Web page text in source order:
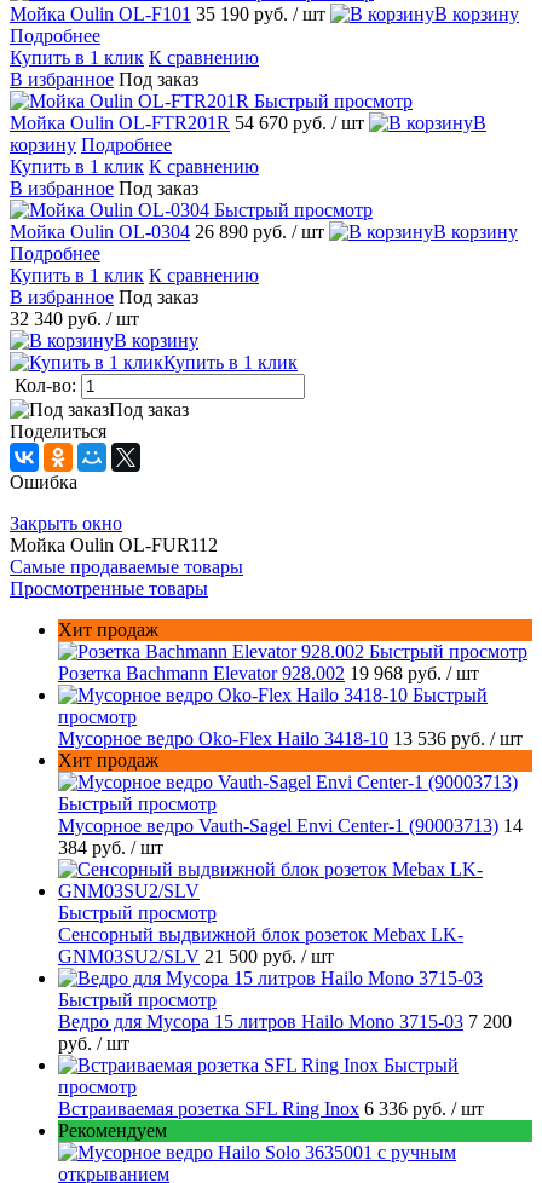
Мойка Oulin OL-F101 35 190 руб. / шт
В корзину
Подробнее
Купить в 1 клик К сравнению
В избранное Под заказ
Быстрый просмотр
Мойка Oulin OL-FTR201R 54 670 руб. / шт
В
корзину Подробнее
Купить в 1 клик К сравнению
В избранное Под заказ
Быстрый просмотр
Мойка Oulin OL-0304 26 890 руб. / шт
В корзину
Подробнее
Купить в 1 клик К сравнению
В избранное Под заказ
32 340 руб. / шт
В корзину
Купить в 1 клик
Кол-во:
Под заказ
Поделиться
Ошибка
Закрыть окно
Мойка Oulin OL-FUR112
Самые продаваемые товары
Просмотренные товары
Хит продаж
Быстрый просмотр
Розетка Bachmann Elevator 928.002 19 968 руб. / шт
Быстрый
просмотр
Мусорное ведро Oko-Flex Hailo 3418-10 13 536 руб. / шт
Хит продаж
Быстрый просмотр
Мусорное ведро Vauth-Sagel Envi Center-1 (90003713) 14
384 руб. / шт
Быстрый просмотр
Сенсорный выдвижной блок розеток Mebax LK-
GNM03SU2/SLV 21 500 руб. / шт
Быстрый просмотр
Ведро для Мусора 15 литров Hailo Mono 3715-03 7 200
руб. / шт
Быстрый
просмотр
Встраиваемая розетка SFL Ring Inox 6 336 руб. / шт
Рекомендуем